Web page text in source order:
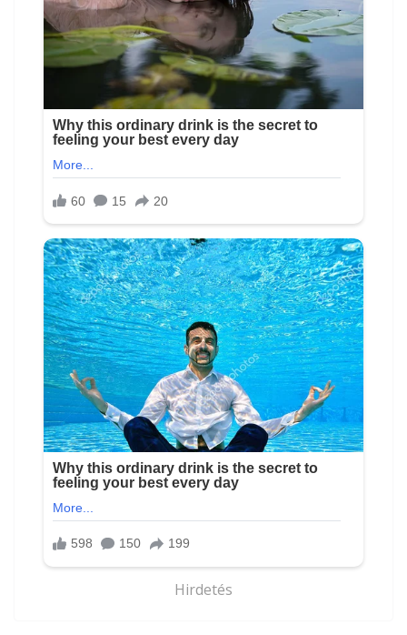
Hirdetés